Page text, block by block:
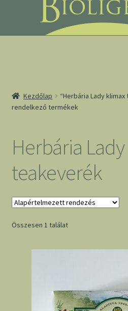
navigációhoz
tartalomba
Kezdőlap
“Herbária Lady
rendelkező termékek
Herbária
teakeverék
Összesen 1 találat